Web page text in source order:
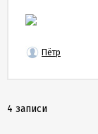
Пётр
4 записи